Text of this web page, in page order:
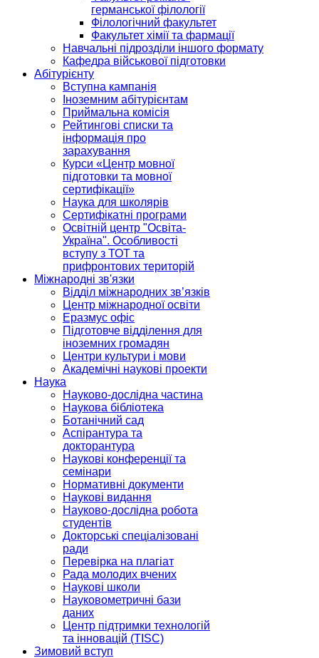
германської філології
Філологічний факультет
Факультет хімії та фармації
Навчальні підрозділи іншого формату
Кафедра військової підготовки
Абітурієнту
Вступна кампанія
Іноземним абітурієнтам
Приймальна комісія
Рейтингові списки та
інформація про
зарахування
Курси «Центр мовної
підготовки та мовної
сертифікації»
Наука для школярів
Сертифікатні програми
Освітній центр "Освіта-
Україна". Особливості
вступу з ТОТ та
прифронтових територій
Міжнародні зв'язки
Відділ міжнародних зв’язків
Центр міжнародної освіти
Еразмус офіс
Підготовче відділення для
іноземних громадян
Центри культури і мови
Академічні наукові проекти
Наука
Науково-дослідна частина
Наукова бібліотека
Ботанічний сад
Аспірантура та
докторантура
Наукові конференції та
семінари
Нормативні документи
Наукові видання
Науково-дослідна робота
студентів
Докторські спеціалізовані
ради
Перевірка на плагіат
Рада молодих вчених
Наукові школи
Науковометричні бази
даних
Центр підтримки технологій
та інновацій (TISC)
Зимовий вступ